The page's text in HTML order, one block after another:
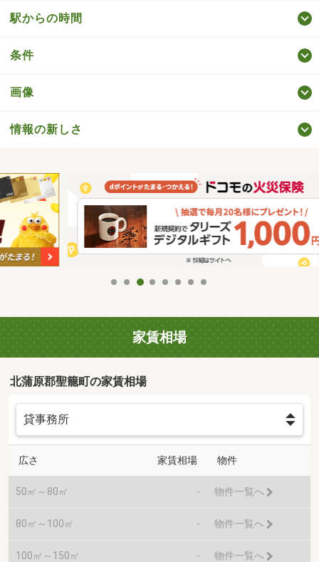
駅からの時間
条件
画像
情報の新しさ
家賃相場
北蒲原郡聖籠町の家賃相場
広さ 家賃相場 物件
50㎡～80㎡ - 物件一覧へ
80㎡～100㎡ - 物件一覧へ
100㎡～150㎡ - 物件一覧へ